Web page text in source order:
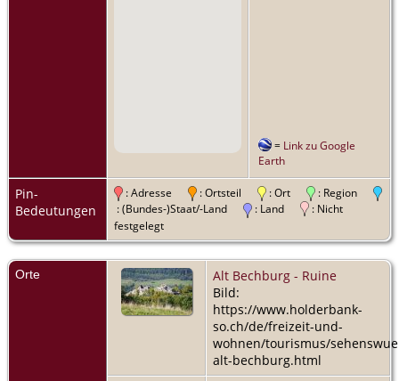
= Link zu Google
Earth
Pin-
Bedeutungen
: Adresse : Ortsteil : Ort
: Region
: (Bundes-)Staat/-Land
: Land
: Nicht
festgelegt
Orte
Alt Bechburg - Ruine
Bild:
https://www.holderbank-
so.ch/de/freizeit-und-
wohnen/tourismus/
alt-bechburg.html